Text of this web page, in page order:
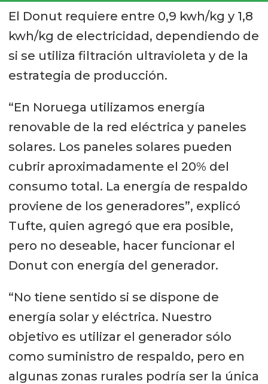
El Donut requiere entre 0,9 kwh/kg y 1,8
kwh/kg de electricidad, dependiendo de
si se utiliza filtración ultravioleta y de la
estrategia de producción.
“En Noruega utilizamos energía
renovable de la red eléctrica y paneles
solares. Los paneles solares pueden
cubrir aproximadamente el 20% del
consumo total. La energía de respaldo
proviene de los generadores”, explicó
Tufte, quien agregó que era posible,
pero no deseable, hacer funcionar el
Donut con energía del generador.
“No tiene sentido si se dispone de
energía solar y eléctrica. Nuestro
objetivo es utilizar el generador sólo
como suministro de respaldo, pero en
algunas zonas rurales podría ser la única